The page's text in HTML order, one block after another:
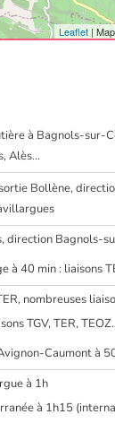
Leaflet |
à Bagnols-sur-
Alès…
Bollène,
direction Bagnols-
à 40 min : liaisons
nombreuses
TGV, TER,
Caumont à
à 1h
à 1h15